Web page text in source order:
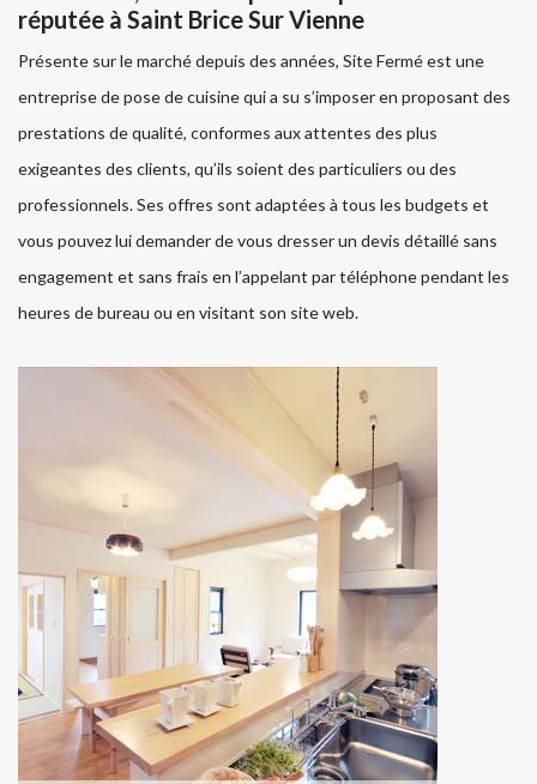
réputée à Saint Brice Sur Vienne
Présente sur le marché depuis des années, Site Fermé est une
entreprise de pose de cuisine qui a su s’imposer en proposant des
prestations de qualité, conformes aux attentes des plus
exigeantes des clients, qu’ils soient des particuliers ou des
professionnels. Ses offres sont adaptées à tous les budgets et
vous pouvez lui demander de vous dresser un devis détaillé sans
engagement et sans frais en l’appelant par téléphone pendant les
heures de bureau ou en visitant son site web.